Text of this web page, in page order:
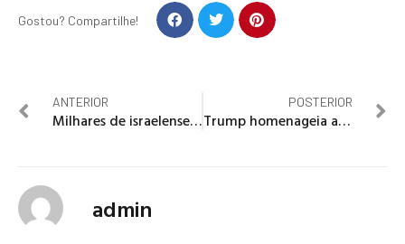
Gostou? Compartilhe!
ANTERIOR
Milhares de israelenses pedem a renúncia de Netanyahu em Tel Avive
POSTERIOR
Trump homenageia ativistas dos direitos civis e é boicotado por líderes
admin